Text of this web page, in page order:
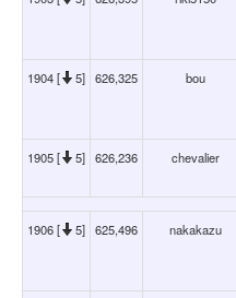
1904 [ 5] 626,325 bou
1905 [ 5] 626,236 chevalier
1906 [ 5] 625,496 nakakazu